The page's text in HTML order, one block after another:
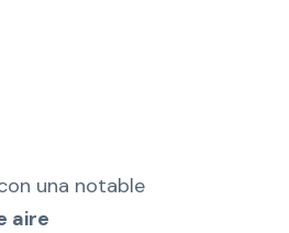
una notable
aire